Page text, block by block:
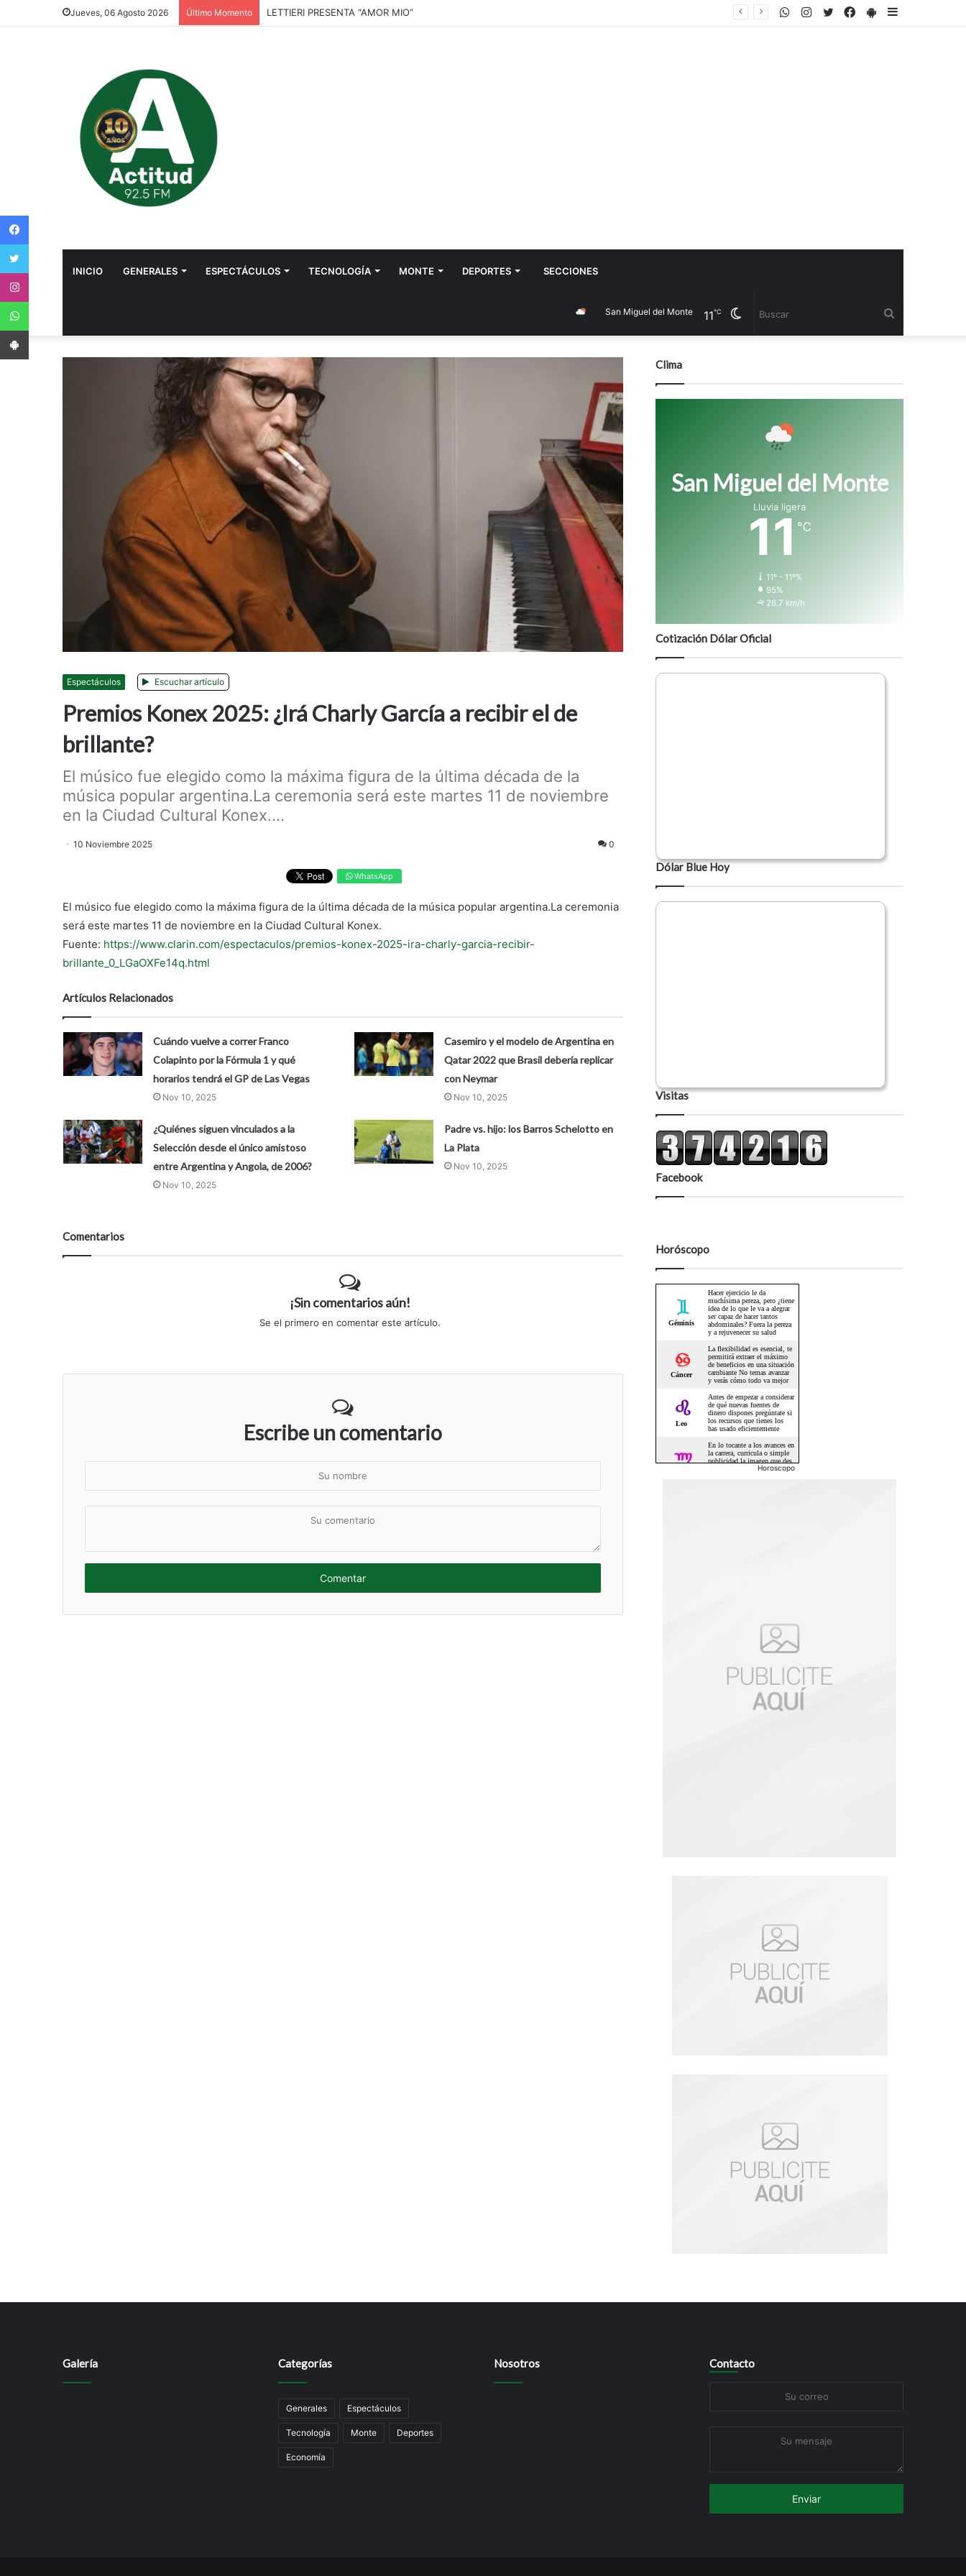
Jueves, 06 Agosto 2026 Último Momento LETTIERI PRESENTA “AMOR MIO” PlayStore
Facebook
Twitter
Instagram
WhatsApp
INICIO GENERALES ESPECTÁCULOS TECNOLOGÍA MONTE DEPORTES SECCIONES
Cambiar
San Miguel del Monte 11℃
Espectáculos Escuchar artículo
Premios Konex 2025: ¿Irá Charly García a recibir el de
brillante?
El músico fue elegido como la máxima figura de la última década de la
música popular argentina.La ceremonia será este martes 11 de noviembre
en la Ciudad Cultural Konex....
10 Noviembre 2025 0
WhatsApp
El músico fue elegido como la máxima figura de la última década de la música popular argentina.La ceremonia
será este martes 11 de noviembre en la Ciudad Cultural Konex.
Fuente: https://www.clarin.com/espectaculos/premios-konex-2025-ira-charly-garcia-recibir-
brillante_0_LGaOXFe14q.html
Artículos Relacionados
Cuándo vuelve a correr Franco
Colapinto por la Fórmula 1 y qué
horarios tendrá el GP de Las Vegas
Nov 10, 2025
Casemiro y el modelo de Argentina en
Qatar 2022 que Brasil debería replicar
con Neymar
Nov 10, 2025
¿Quiénes siguen vinculados a la
Selección desde el único amistoso
entre Argentina y Angola, de 2006?
Nov 10, 2025
Padre vs. hijo: los Barros Schelotto en
La Plata
Nov 10, 2025
Comentarios
¡Sin comentarios aún!
Se el primero en comentar este artículo.
Escribe un comentario
t
Clima
San Miguel del Monte
Lluvia ligera
11 ℃
11º - 11º%
95%
26.7 km/h
Cotización Dólar Oficial
Dólar Blue Hoy
Visitas
Facebook
Horóscopo
Horoscopo
Galería Categorías
Generales Espectáculos
Tecnología Monte Deportes
Economía
Nosotros Contacto